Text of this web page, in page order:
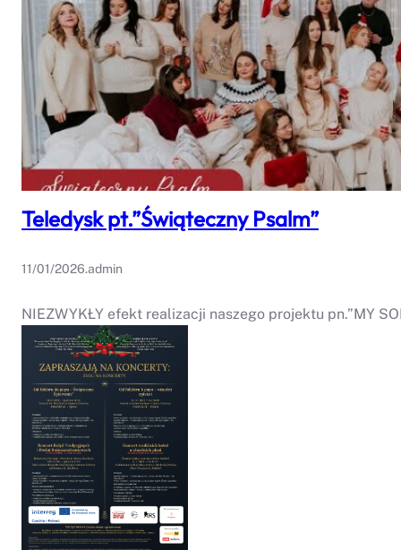
Teledysk pt.”Świąteczny Psalm”
11/01/2026.admin
NIEZWYKŁY efekt realizacji naszego projektu pn.”MY